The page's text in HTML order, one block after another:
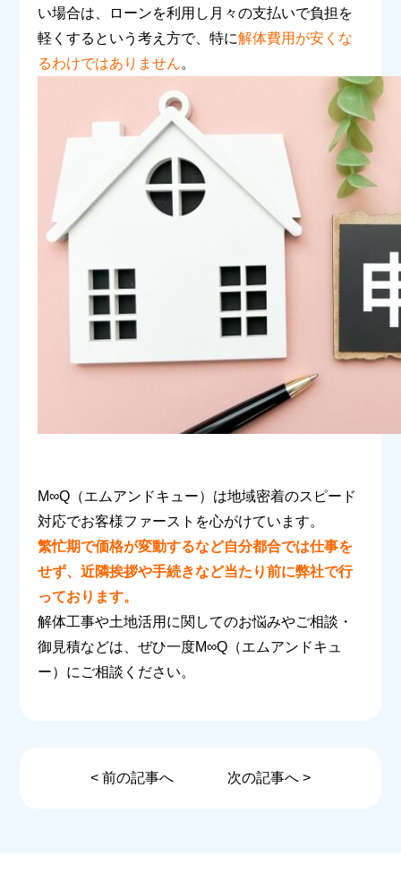
い場合は、ローンを利用し月々の支払いで負担を
軽くするという考え方で、特に解体費用が安くな
るわけではありません。
M∞Q （エムアンドキュー）は地域密着のスピード
対応でお客様ファーストを心がけています。
繁忙期で価格が変動するなど自分都合では仕事を
せず、近隣挨拶や手続きなど当たり前に弊社で行
っております。
解体工事や土地活用に関してのお悩みやご相談・
御見積などは、ぜひ一度M∞Q （エムアンドキュ
ー）にご相談ください。
< 前の記事へ 次の記事へ >